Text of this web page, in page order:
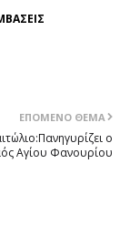
ΕΠΌΜΕΝΟ ΘΈΜΑ
ο
Αγίου Φανουρίου